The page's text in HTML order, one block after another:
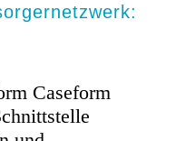
Caseform